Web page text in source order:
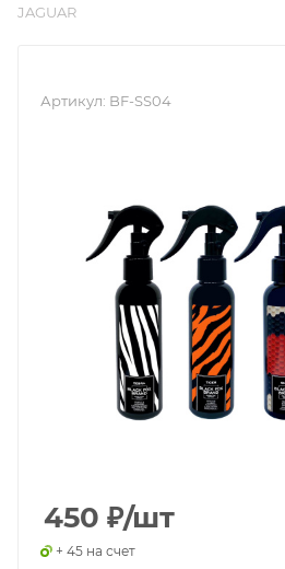
JAGUAR
Артикул: BF-SS04
450 ₽/шт
+ 45 на счет